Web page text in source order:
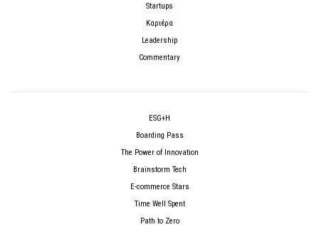
Startups
Καριέρα
Leadership
Commentary
ESG+H
Boarding Pass
The Power of Innovation
Brainstorm Tech
E-commerce Stars
Time Well Spent
Path to Zero